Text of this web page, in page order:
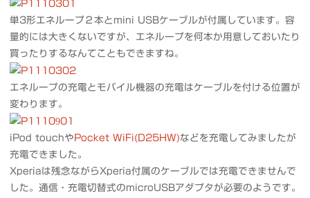
単3形エネループ２本とmini USBケーブルが付属しています。容
量的には大きくないですが、エネループを何本か用意しておいたり
買ったりするなんてこともできますね。
エネループの充電とモバイル機器の充電はケーブルを付ける位置が
変わります。
iPod touchやPocket WiFi(D25HW)などを充電してみましたが
充電できました。
Xperiaは残念ながらXperia付属のケーブルでは充電できませんで
した。通信・充電切替式のmicroUSBアダプタが必要のようです。